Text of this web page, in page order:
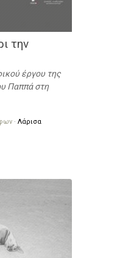
την
έργου της
Παππά στη
· Λάρισα